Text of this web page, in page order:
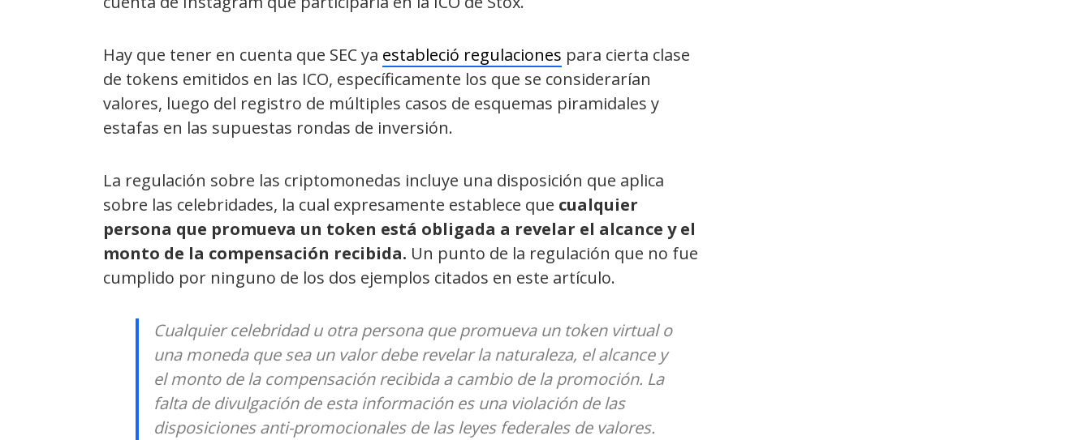
Hay que tener en cuenta que SEC ya estableció regulaciones para cierta clase
de tokens emitidos en las ICO, específicamente los que se considerarían
valores, luego del registro de múltiples casos de esquemas piramidales y
estafas en las supuestas rondas de inversión.
La regulación sobre las criptomonedas incluye una disposición que aplica
sobre las celebridades, la cual expresamente establece que cualquier
persona que promueva un token está obligada a revelar el alcance y el
monto de la compensación recibida. Un punto de la regulación que no fue
cumplido por ninguno de los dos ejemplos citados en este artículo.
Cualquier celebridad u otra persona que promueva un token virtual o
una moneda que sea un valor debe revelar la naturaleza, el alcance y
el monto de la compensación recibida a cambio de la promoción. La
falta de divulgación de esta información es una violación de las
disposiciones anti-promocionales de las leyes federales de valores.